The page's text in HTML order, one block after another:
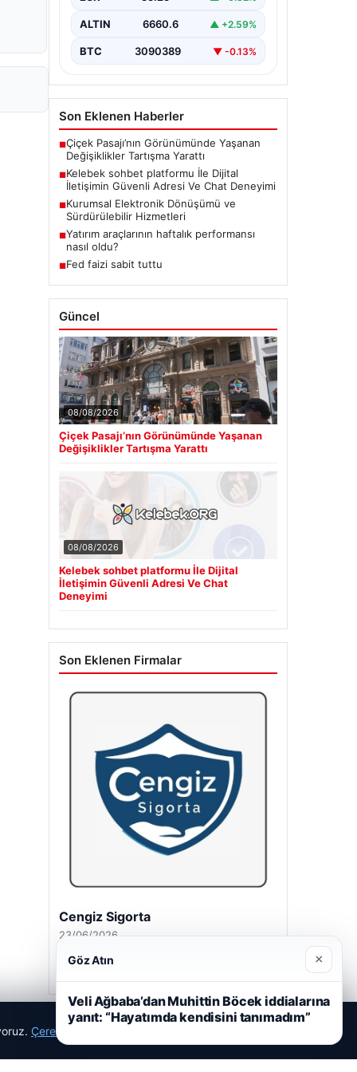
bir biçimde iletişim kurması büyük
Günümüzde birçok…
ALTIN 6660.6 ▲ +2.59%
BTC 3090389 ▼ -0.13%
Son Eklenen Haberler
■Çiçek Pasajı’nın Görünümünde Yaşanan
Değişiklikler Tartışma Yarattı
■Kelebek sohbet platformu İle Dijital
İletişimin Güvenli Adresi Ve Chat Deneyimi
■Kurumsal Elektronik Dönüşümü ve
Sürdürülebilir Hizmetleri
■Yatırım araçlarının haftalık performansı
nasıl oldu?
■Fed faizi sabit tuttu
Güncel
08/08/2026
Çiçek Pasajı’nın Görünümünde Yaşanan
Değişiklikler Tartışma Yarattı
08/08/2026
Kelebek sohbet platformu İle Dijital
İletişimin Güvenli Adresi Ve Chat
Deneyimi
Son Eklenen Firmalar
Hastaş Beton
26/05/2026
Çerez Politikamız
Göz Atın ×
Veli Ağbaba’dan Muhittin Böcek iddialarına
yanıt: “Hayatımda kendisini tanımadım”